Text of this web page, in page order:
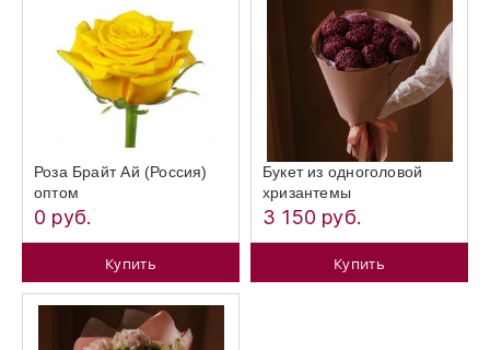
Роза Брайт Ай (Россия)
оптом
0 руб.
Купить
Букет из одноголовой
хризантемы
3 150 руб.
Купить